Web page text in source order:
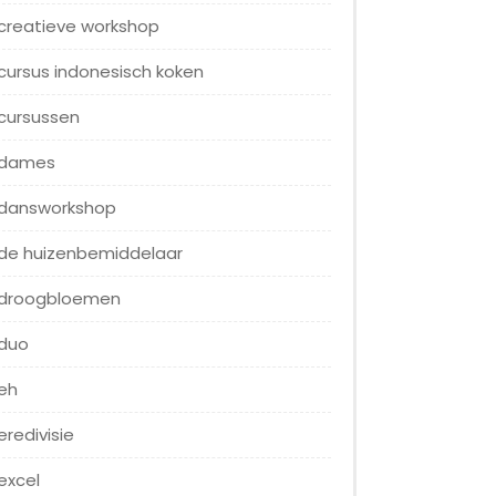
workshop
indonesisch koken
huizenbemiddelaar